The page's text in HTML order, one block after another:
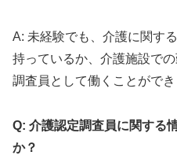
A: 未経験でも、介護に関す
持っているか、介護施設で
調査員として働くことができ
Q: 介護認定調査員に関する
か？